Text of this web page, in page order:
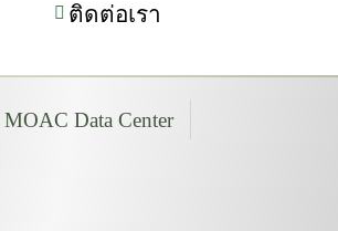
ติดต่อเรา
Data Center